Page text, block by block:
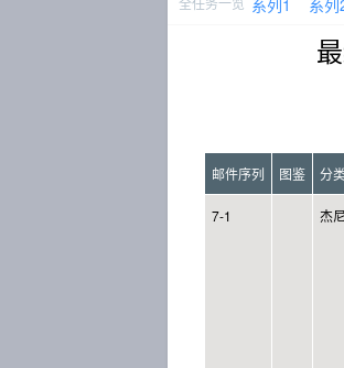
系列1 系列
邮件序列 图鉴 分
7-1 杰